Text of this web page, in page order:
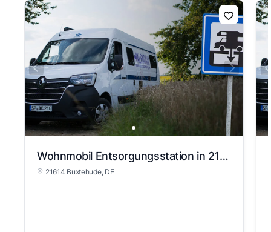
Wohnmobil Entsorgungsstation in 21614 Buxtehude
21614 Buxtehude, DE